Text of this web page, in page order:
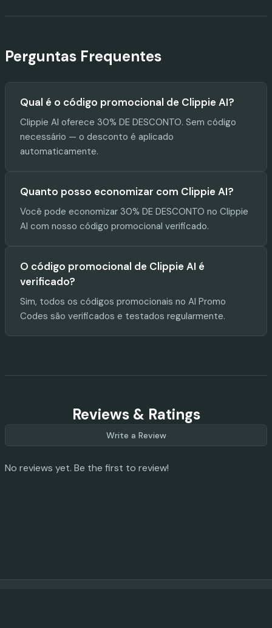
Perguntas Frequentes
Qual é o código promocional de Clippie AI?
Clippie AI oferece 30% DE DESCONTO. Sem código
necessário — o desconto é aplicado
automaticamente.
Quanto posso economizar com Clippie AI?
Você pode economizar 30% DE DESCONTO no Clippie
AI com nosso código promocional verificado.
O código promocional de Clippie AI é
verificado?
Sim, todos os códigos promocionais no AI Promo
Codes são verificados e testados regularmente.
Reviews & Ratings
Write a Review
No reviews yet. Be the first to review!